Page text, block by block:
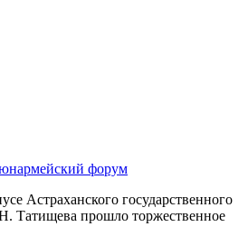
форум
Астраханского государственного
Татищева прошло торжественное